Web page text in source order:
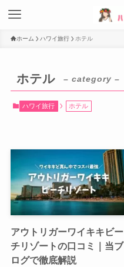
ホーム ハワイ旅行 ホテル
ホテル – category –
ハワイ旅行 ホテル
アウトリガーワイキキビー
チリゾートの口コミ｜当ブ
ログで徹底解説